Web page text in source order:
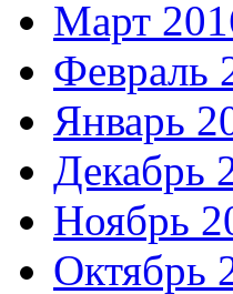
Март
Февраль
Январь
Декабрь
Ноябрь
Октябрь